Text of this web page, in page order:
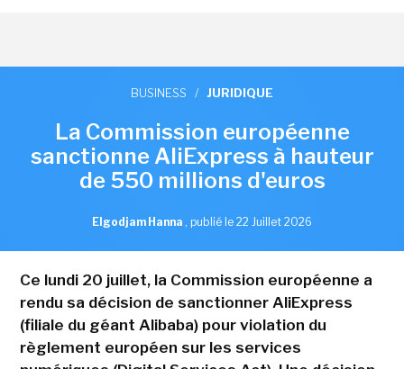
BUSINESS / JURIDIQUE
La Commission européenne
sanctionne AliExpress à hauteur
de 550 millions d'euros
Elgodjam Hanna , publié le 22 Juillet 2026
Ce lundi 20 juillet, la Commission européenne a
rendu sa décision de sanctionner AliExpress
(filiale du géant Alibaba) pour violation du
règlement européen sur les services